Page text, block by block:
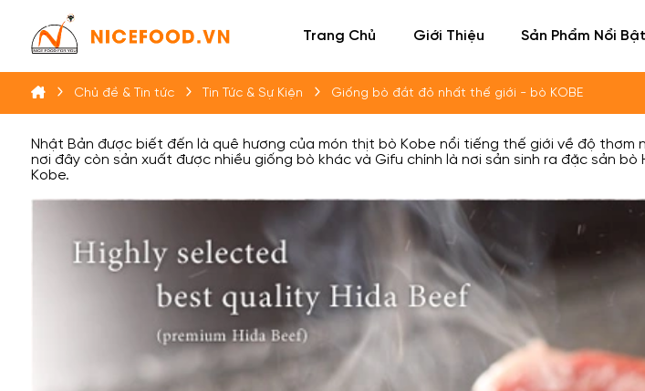
Trang Chủ Giới Thiệu Sản Phẩm Nổi Bật
Chủ đề & Tin tức Tin Tức & Sự Kiện Giống bò đắt đỏ nhất thế giới - bò KOBE
Nhật Bản được biết đến là quê hương của món thịt bò Kobe nổi tiếng thế giới về độ thơm
nơi đây còn sản xuất được nhiều giống bò khác và Gifu chính là nơi sản sinh ra đặc sản
Kobe.